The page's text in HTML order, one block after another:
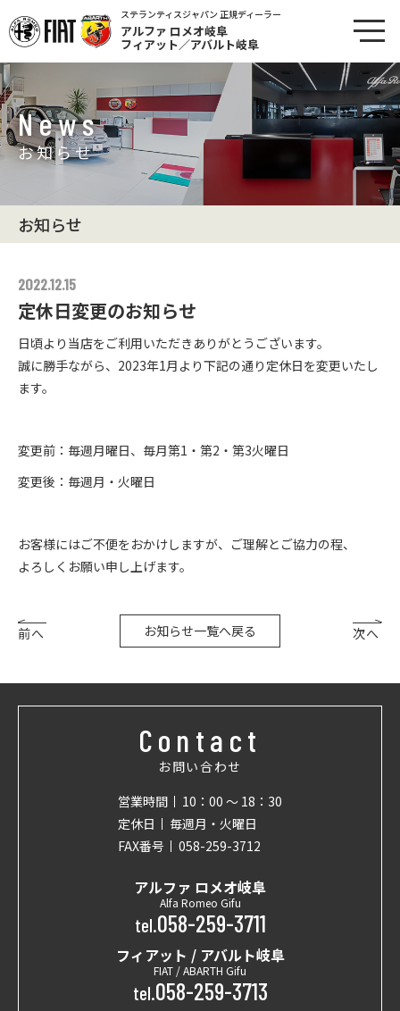
ステランティスジャパン 正規ディーラー
アルファ ロメオ岐阜
フィアット／アバルト岐阜
News
お知らせ
お知らせ
2022.12.15
定休日変更のお知らせ
日頃より当店をご利用いただきありがとうございます。
誠に勝手ながら、2023年1月より下記の通り定休日を変更いたし
ます。
変更前：毎週月曜日、毎月第1・第2・第3火曜日
変更後：毎週月・火曜日
お客様にはご不便をおかけしますが、ご理解とご協力の程、
よろしくお願い申し上げます。
前へ お知らせ一覧へ戻る 次へ
Contact
お問い合わせ
営業時間
10：00 〜 18：30
定休日
毎週月・火曜日
FAX番号
058-259-3712
アルファ ロメオ岐阜
Alfa Romeo Gifu
tel.058-259-3711
フィアット / アバルト岐阜
FIAT / ABARTH Gifu
tel.058-259-3713